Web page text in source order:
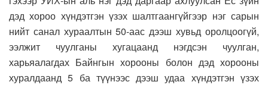
дэд хороо хүндэтгэн үзэх шалтгаангүйгээр нэг сарын
нийт санал хураалтын 50-аас дээш хувьд оролцоогүй,
ээлжит чуулганы хугацаанд нэгдсэн чуулган,
харьяалагдах Байнгын хорооны болон дэд хорооны
хуралдаанд 5 ба түүнээс дээш удаа хүндэтгэн үзэх